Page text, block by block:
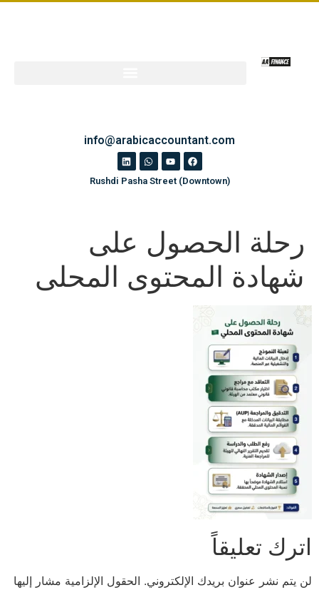
info@arabicaccountant.com
Rushdi Pasha Street (Downtown)
رحلة الحصول على
شهادة المحتوى المحلى
اترك تعليقاً
لن يتم نشر عنوان بريدك الإلكتروني. الحقول الإلزامية مشار إليها